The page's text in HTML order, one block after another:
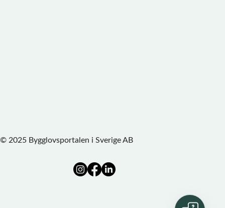
© 2025 Bygglovsportalen i Sverige AB